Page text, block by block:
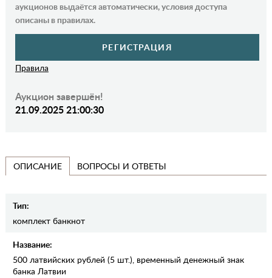
аукционов выдаётся автоматически, условия доступа
описаны в правилах.
РЕГИСТРАЦИЯ
Правила
Аукцион завершён!
21.09.2025 21:00:30
ОПИСАНИЕ ВОПРОСЫ И ОТВЕТЫ
Тип:
комплект банкнот
Название:
500 латвийских рублей (5 шт.), временный денежный знак
банка Латвии